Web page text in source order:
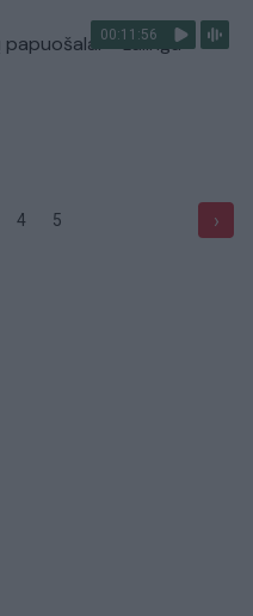
00:11:56
– žalinga
4 5 ›